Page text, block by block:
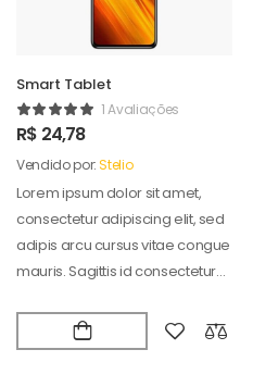
Smart Tablet
1 Avaliações
R$ 24,78
Vendido por:Stelio
Lorem ipsum dolor sit amet,
consectetur adipiscing elit, sed
adipis arcu cursus vitae congue
mauris. Sagittis id consectetur